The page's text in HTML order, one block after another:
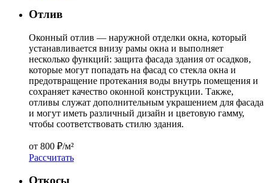
Отлив
Оконный отлив — наружной отделки окна, который
устанавливается внизу рамы окна и выполняет
несколько функций: защита фасада здания от осадков,
которые могут попадать на фасад со стекла окна и
предотвращение протекания воды внутрь помещения и
сохраняет качество оконной конструкции. Также,
отливы служат дополнительным украшением для фасада
и могут иметь различный дизайн и цветовую гамму,
чтобы соответствовать стилю здания.
от 800 ₽/м²
Расcчитать
Откосы